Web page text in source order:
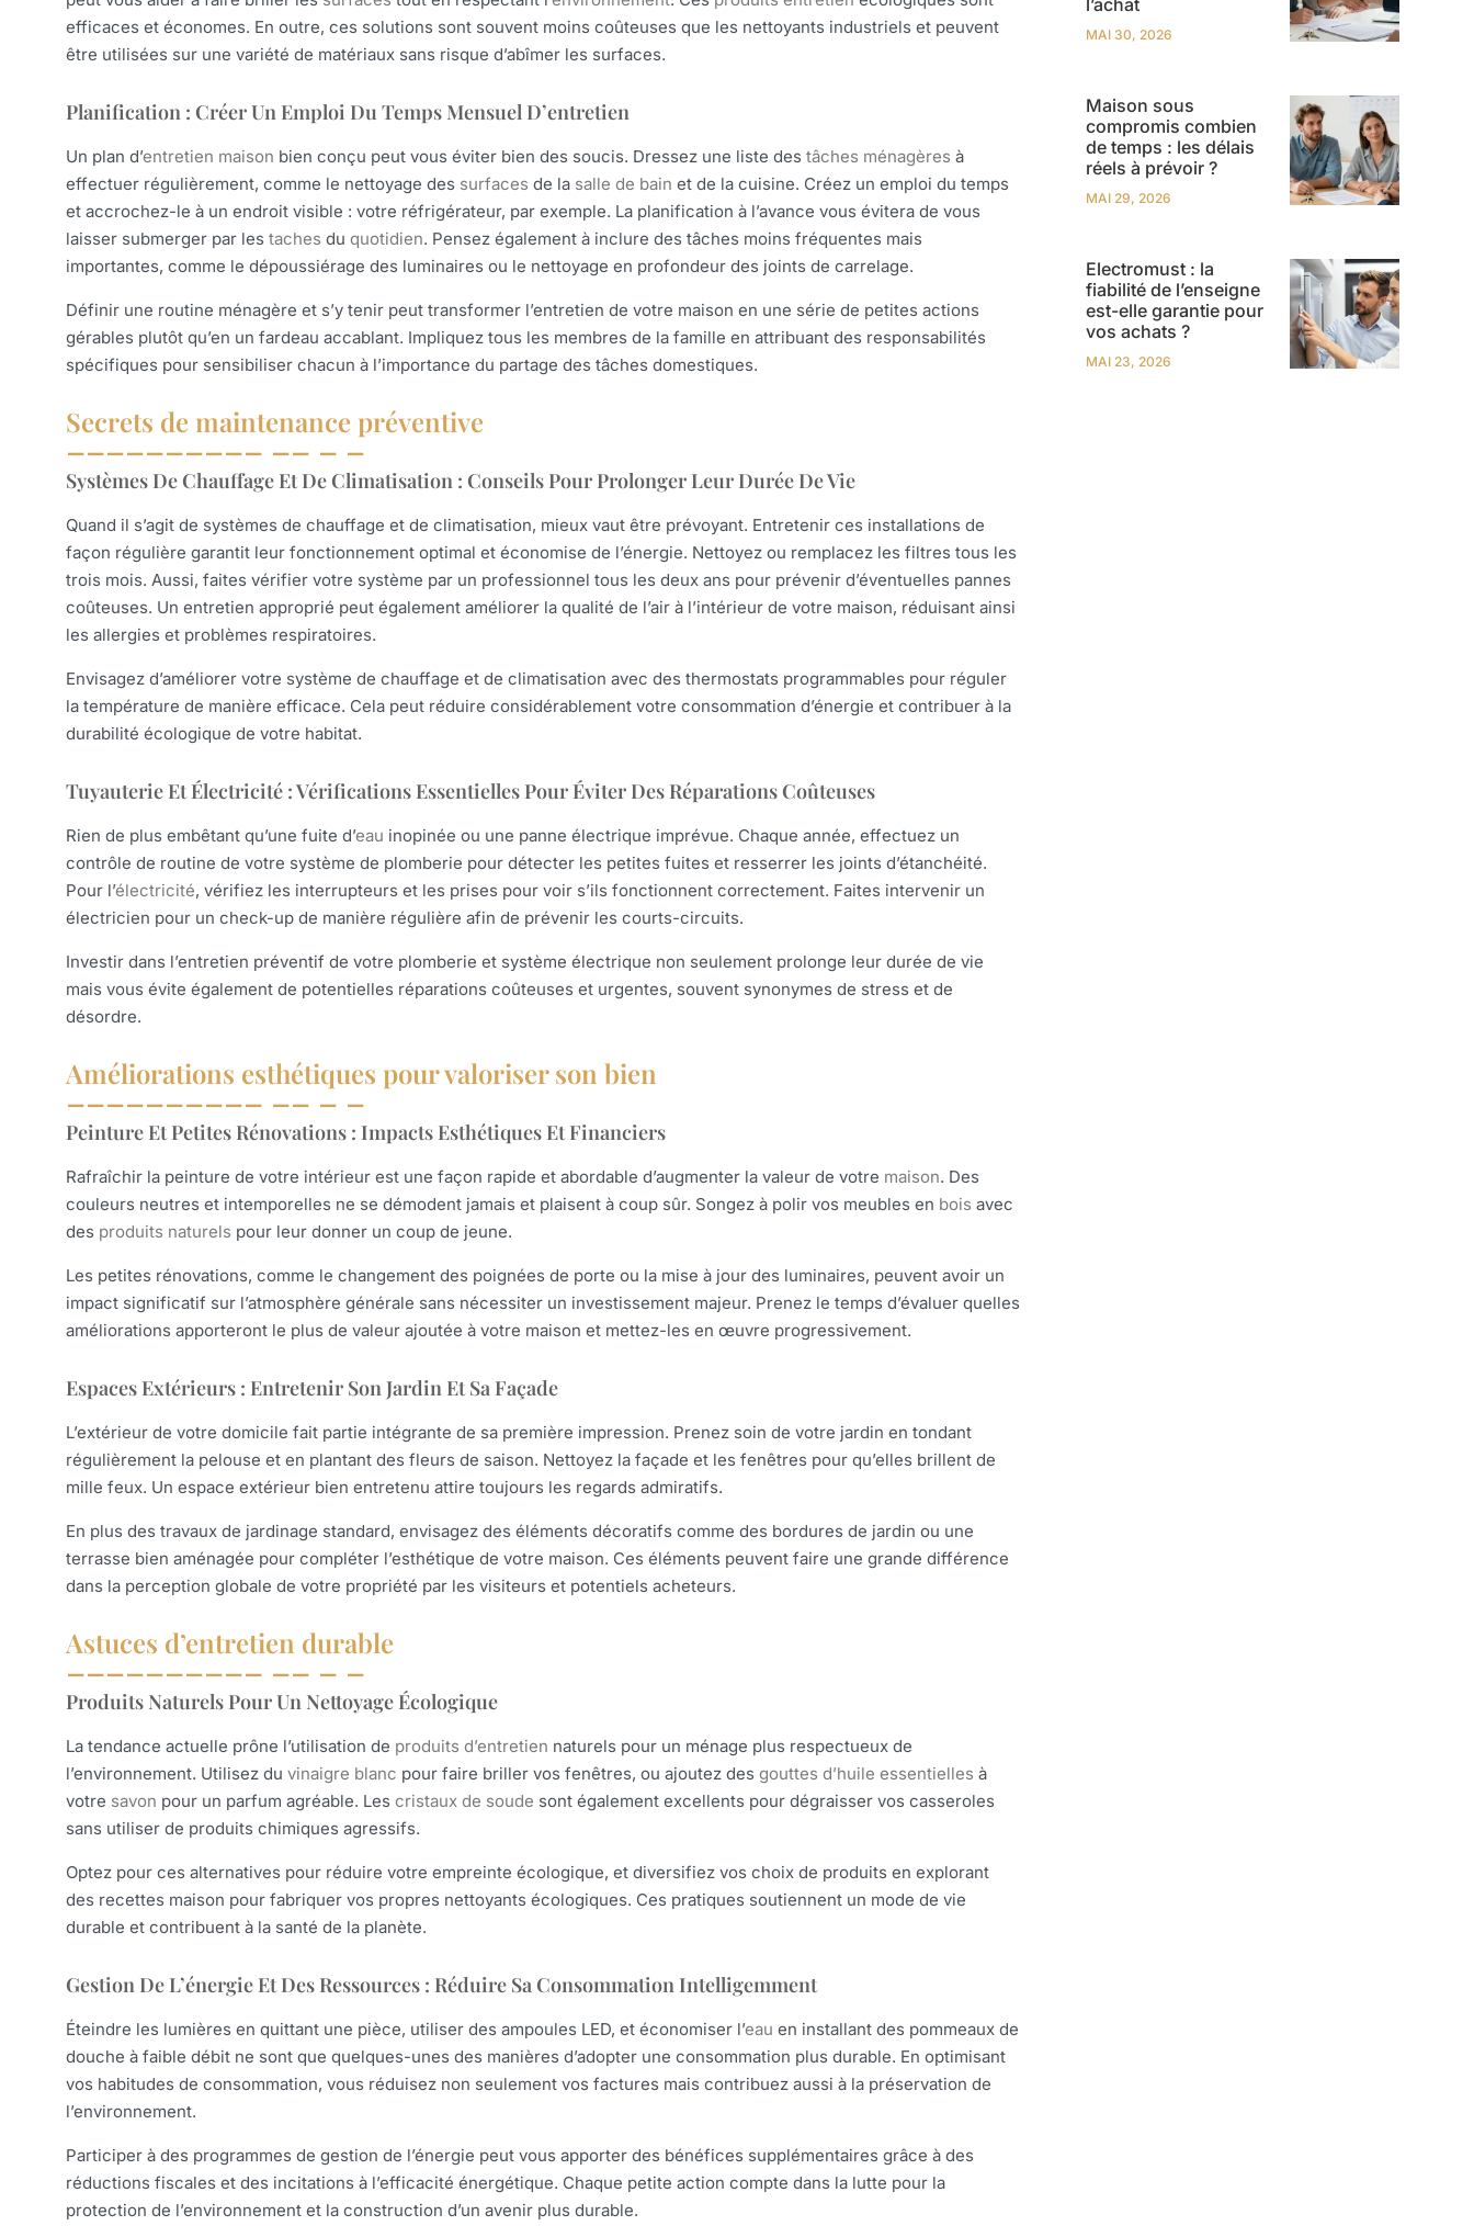
efficaces et économes. En outre, ces solutions sont souvent moins coûteuses que les nettoyants industriels et peuvent
être utilisées sur une variété de matériaux sans risque d’abîmer les surfaces.
Planification : Créer Un Emploi Du Temps Mensuel D’entretien
Un plan d’entretien maison bien conçu peut vous éviter bien des soucis. Dressez une liste des tâches ménagères à
effectuer régulièrement, comme le nettoyage des surfaces de la salle de bain et de la cuisine. Créez un emploi du temps
et accrochez-le à un endroit visible : votre réfrigérateur, par exemple. La planification à l’avance vous évitera de vous
laisser submerger par les taches du quotidien. Pensez également à inclure des tâches moins fréquentes mais
importantes, comme le dépoussiérage des luminaires ou le nettoyage en profondeur des joints de carrelage.
Définir une routine ménagère et s’y tenir peut transformer l’entretien de votre maison en une série de petites actions
gérables plutôt qu’en un fardeau accablant. Impliquez tous les membres de la famille en attribuant des responsabilités
spécifiques pour sensibiliser chacun à l’importance du partage des tâches domestiques.
Secrets de maintenance préventive
Systèmes De Chauffage Et De Climatisation : Conseils Pour Prolonger Leur Durée De Vie
Quand il s’agit de systèmes de chauffage et de climatisation, mieux vaut être prévoyant. Entretenir ces installations de
façon régulière garantit leur fonctionnement optimal et économise de l’énergie. Nettoyez ou remplacez les filtres tous les
trois mois. Aussi, faites vérifier votre système par un professionnel tous les deux ans pour prévenir d’éventuelles pannes
coûteuses. Un entretien approprié peut également améliorer la qualité de l’air à l’intérieur de votre maison, réduisant ainsi
les allergies et problèmes respiratoires.
Envisagez d’améliorer votre système de chauffage et de climatisation avec des thermostats programmables pour réguler
la température de manière efficace. Cela peut réduire considérablement votre consommation d’énergie et contribuer à la
durabilité écologique de votre habitat.
Tuyauterie Et Électricité : Vérifications Essentielles Pour Éviter Des Réparations Coûteuses
Rien de plus embêtant qu’une fuite d’eau inopinée ou une panne électrique imprévue. Chaque année, effectuez un
contrôle de routine de votre système de plomberie pour détecter les petites fuites et resserrer les joints d’étanchéité.
Pour l’électricité, vérifiez les interrupteurs et les prises pour voir s’ils fonctionnent correctement. Faites intervenir un
électricien pour un check-up de manière régulière afin de prévenir les courts-circuits.
Investir dans l’entretien préventif de votre plomberie et système électrique non seulement prolonge leur durée de vie
mais vous évite également de potentielles réparations coûteuses et urgentes, souvent synonymes de stress et de
désordre.
Améliorations esthétiques pour valoriser son bien
Peinture Et Petites Rénovations : Impacts Esthétiques Et Financiers
Rafraîchir la peinture de votre intérieur est une façon rapide et abordable d’augmenter la valeur de votre maison. Des
couleurs neutres et intemporelles ne se démodent jamais et plaisent à coup sûr. Songez à polir vos meubles en bois avec
des produits naturels pour leur donner un coup de jeune.
Les petites rénovations, comme le changement des poignées de porte ou la mise à jour des luminaires, peuvent avoir un
impact significatif sur l’atmosphère générale sans nécessiter un investissement majeur. Prenez le temps d’évaluer quelles
améliorations apporteront le plus de valeur ajoutée à votre maison et mettez-les en œuvre progressivement.
Espaces Extérieurs : Entretenir Son Jardin Et Sa Façade
L’extérieur de votre domicile fait partie intégrante de sa première impression. Prenez soin de votre jardin en tondant
régulièrement la pelouse et en plantant des fleurs de saison. Nettoyez la façade et les fenêtres pour qu’elles brillent de
mille feux. Un espace extérieur bien entretenu attire toujours les regards admiratifs.
En plus des travaux de jardinage standard, envisagez des éléments décoratifs comme des bordures de jardin ou une
terrasse bien aménagée pour compléter l’esthétique de votre maison. Ces éléments peuvent faire une grande différence
dans la perception globale de votre propriété par les visiteurs et potentiels acheteurs.
Astuces d’entretien durable
Produits Naturels Pour Un Nettoyage Écologique
La tendance actuelle prône l’utilisation de produits d’entretien naturels pour un ménage plus respectueux de
l’environnement. Utilisez du vinaigre blanc pour faire briller vos fenêtres, ou ajoutez des gouttes d’huile essentielles à
votre savon pour un parfum agréable. Les cristaux de soude sont également excellents pour dégraisser vos casseroles
sans utiliser de produits chimiques agressifs.
Optez pour ces alternatives pour réduire votre empreinte écologique, et diversifiez vos choix de produits en explorant
des recettes maison pour fabriquer vos propres nettoyants écologiques. Ces pratiques soutiennent un mode de vie
durable et contribuent à la santé de la planète.
Gestion De L’énergie Et Des Ressources : Réduire Sa Consommation Intelligemment
Éteindre les lumières en quittant une pièce, utiliser des ampoules LED, et économiser l’eau en installant des pommeaux de
douche à faible débit ne sont que quelques-unes des manières d’adopter une consommation plus durable. En optimisant
vos habitudes de consommation, vous réduisez non seulement vos factures mais contribuez aussi à la préservation de
l’environnement.
Participer à des programmes de gestion de l’énergie peut vous apporter des bénéfices supplémentaires grâce à des
réductions fiscales et des incitations à l’efficacité énergétique. Chaque petite action compte dans la lutte pour la
protection de l’environnement et la construction d’un avenir plus durable.
l’achat
MAI 30, 2026
Maison sous
compromis combien
de temps : les délais
réels à prévoir ?
MAI 29, 2026
Electromust : la
fiabilité de l’enseigne
est-elle garantie pour
vos achats ?
MAI 23, 2026